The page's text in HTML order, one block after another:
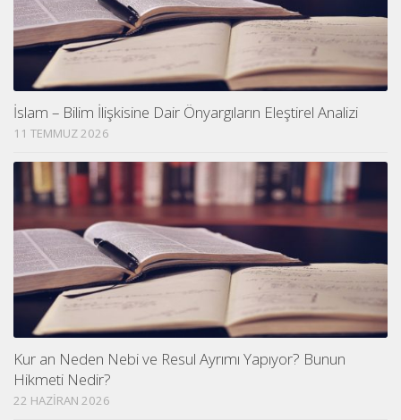
İslam – Bilim İlişkisine Dair Önyargıların Eleştirel Analizi
11 TEMMUZ 2026
Kur an Neden Nebi ve Resul Ayrımı Yapıyor? Bunun
Hikmeti Nedir?
22 HAZIRAN 2026